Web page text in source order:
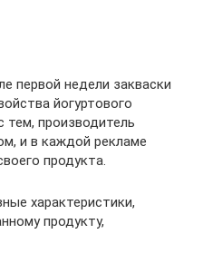
первой недели закваски
йогуртового
тем, производитель
и в каждой рекламе
продукта.
характеристики,
продукту,